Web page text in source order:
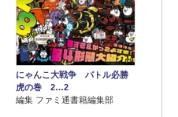
にゃんこ大戦争 バトル必勝
虎の巻 2…2
編集 ファミ通書籍編集部